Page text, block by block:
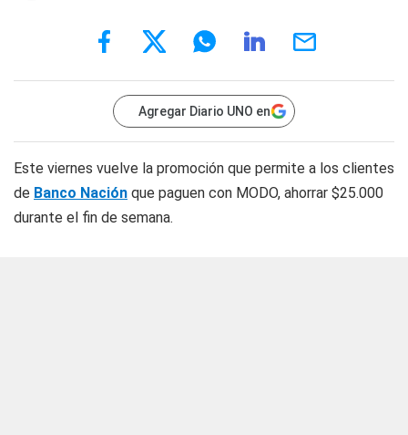
Agregar Diario UNO en
Este viernes vuelve la promoción que permite a los clientes
de Banco Nación que paguen con MODO, ahorrar $25.000
durante el fin de semana.